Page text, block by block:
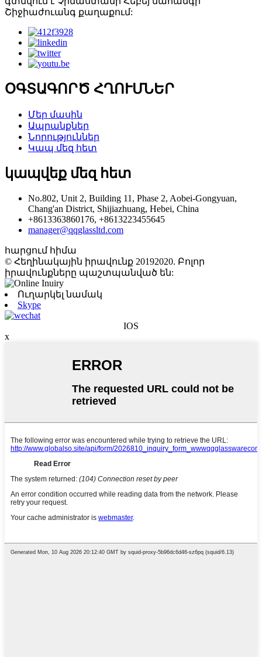
Շիջիաժուանգ քաղաքում:
ՕԳՏԱԳՈՐԾ ՀՂՈՒՄՆԵՐ
Մեր մասին
Ապրանքներ
Նորություններ
Կապ մեզ հետ
կապվեք մեզ հետ
No.802, Unit 2, Building 11, Phase 2, Aobei-Gongyuan,
Chang'an District, Shijiazhuang, Hebei, China
+8613363860176, +8613223455645
manager@qqglassltd.com
հարցում հիմա
© Հեղինակային իրավունք 20192020. Բոլոր
իրավունքները պաշտպանված են:
Ուղարկել նամակ
Skype
IOS
x